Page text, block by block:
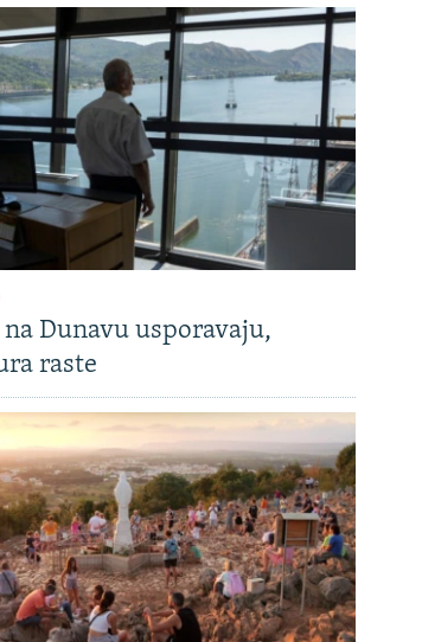
Dunavu usporavaju,
raste